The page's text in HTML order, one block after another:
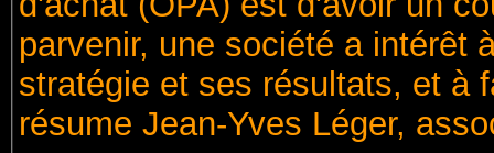
parvenir, une société a intérêt
stratégie et ses résultats, et à
résume Jean-Yves Léger,